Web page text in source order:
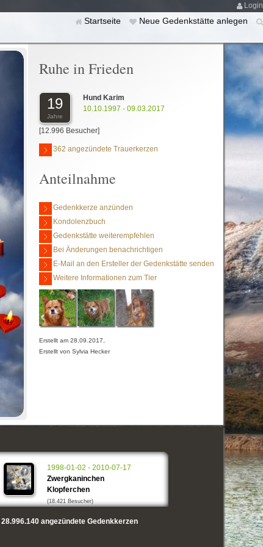
Login
Startseite Neue Gedenkstätte anlegen
Ruhe in Frieden
19
Jahre
Hund Karim
10.10.1997 - 09.03.2017
[12.996 Besucher]
362 angezündete Trauerkerzen
Anteilnahme
Gedenkkerze anzünden
Kondolenzbuch
Gedenkstätte weiterempfehlen
Bei Änderungen benachrichtigen
E-Mail an den Ersteller der Gedenkstätte senden
Weitere Informationen zum Tier
Erstellt am 28.09.2017,
Erstellt von Sylvia Hecker
1998-01-02 - 2010-07-17
Zwergkaninchen
Klopferchen
(18.421 Besucher)
28.996.140angezündete Gedenkkerzen